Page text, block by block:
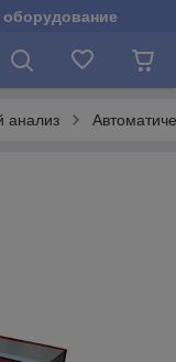
оборудование